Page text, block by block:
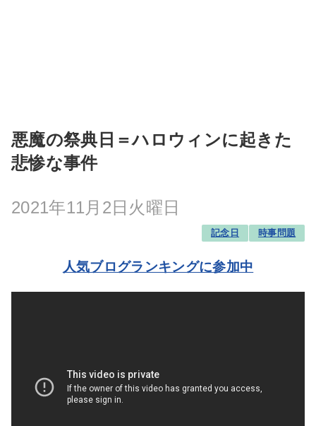
悪魔の祭典日＝ハロウィンに起きた
悲惨な事件
2021年11月2日火曜日
記念日 時事問題
人気ブログランキングに参加中